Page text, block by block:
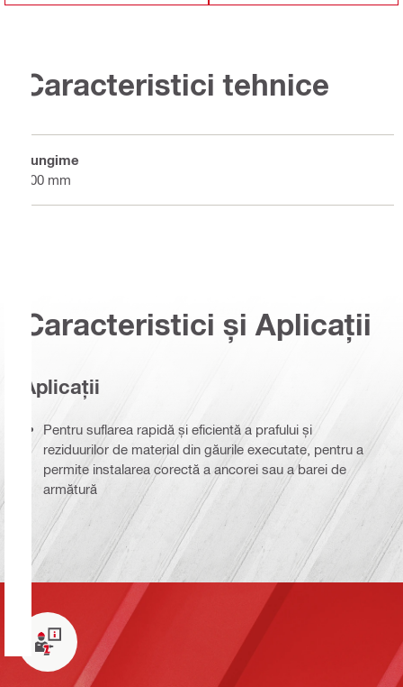
Caracteristici tehnice
Lungime
800 mm
Caracteristici și Aplicații
Aplicații
Pentru suflarea rapidă și eficientă a prafului și
reziduurilor de material din găurile executate, pentru a
permite instalarea corectă a ancorei sau a barei de
armătură